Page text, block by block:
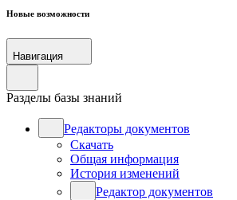
Новые возможности
Навигация
Разделы базы знаний
Редакторы документов
Скачать
Общая информация
История изменений
Редактор документов